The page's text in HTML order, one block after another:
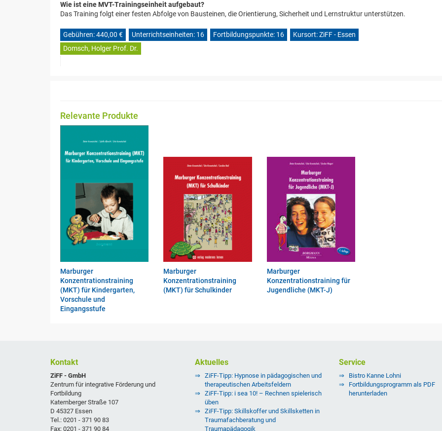
Wie ist eine MVT-Trainingseinheit aufgebaut?
Das Training folgt einer festen Abfolge von Bausteinen, die Orientierung, Sicherheit und Lernstruktur unterstützen.
Gebühren: 440,00 € Unterrichtseinheiten: 16 Fortbildungspunkte: 16
Kursort: ZiFF - Essen
Domsch, Holger Prof. Dr.
Relevante Produkte
Marburger
Konzentrationstraining
(MKT) für Kindergarten,
Vorschule und
Eingangsstufe
Marburger
Konzentrationstraining
(MKT) für Schulkinder
Marburger
Konzentrationstraining für
Jugendliche (MKT-J)
Kontakt
ZiFF - GmbH
Zentrum für integrative Förderung und
Fortbildung
Katernberger Straße 107
D 45327 Essen
Tel.: 0201 - 371 90 83
Fax: 0201 - 371 90 84
Aktuelles
ZiFF-Tipp: Hypnose in pädagogischen und
therapeutischen Arbeitsfeldern
ZiFF-Tipp: i sea 10! – Rechnen spielerisch
üben
ZiFF-Tipp: Skillskoffer und Skillsketten in
Traumafachberatung und
Traumapädagogik
Service
Bistro Kanne Lohni
Fortbildungsprogramm als PDF
herunterladen